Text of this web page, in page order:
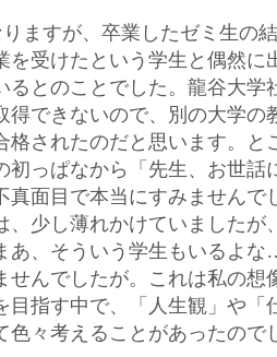
ますが、卒業したゼミ生の
を受けたという学生と偶然に
るとのことでした。龍谷大学
得できないので、別の大学の
格されたのだと思います。と
初っぱなから「先生、お世話
真面目で本当にすみませんで
、少し薄れかけていましたが
あ、そういう学生もいるよ
せんでしたが。これは私の想
目指す中で、「人生観」や「
色々考えることがあったので